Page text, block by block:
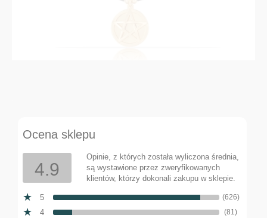
144,00 zł
Regular price:
192,00 zł
Lowest price:144,00 zł
Add to cart
Ocena sklepu
4.9
Opinie, z których została wyliczona średnia,
są wystawione przez zweryfikowanych
klientów, którzy dokonali zakupu w sklepie.
5 (626)
4 (81)